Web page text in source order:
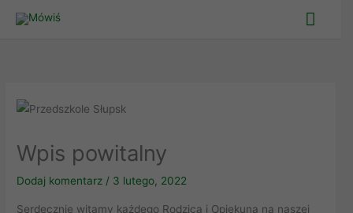
Main
Wpis powitalny
Dodaj komentarz / 3 lutego, 2022
Serdecznie witamy każdego Rodzica i Opiekuna na naszej